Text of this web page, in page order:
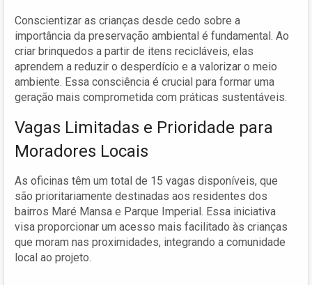
Conscientizar as crianças desde cedo sobre a
importância da preservação ambiental é fundamental. Ao
criar brinquedos a partir de itens recicláveis, elas
aprendem a reduzir o desperdício e a valorizar o meio
ambiente. Essa consciência é crucial para formar uma
geração mais comprometida com práticas sustentáveis.
Vagas Limitadas e Prioridade para
Moradores Locais
As oficinas têm um total de 15 vagas disponíveis, que
são prioritariamente destinadas aos residentes dos
bairros Maré Mansa e Parque Imperial. Essa iniciativa
visa proporcionar um acesso mais facilitado às crianças
que moram nas proximidades, integrando a comunidade
local ao projeto.